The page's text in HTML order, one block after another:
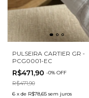
PULSEIRA CARTIER GR -
PCG0001-EC
R$471,90 -0% OFF
R$471,90
6 x de R$78,65 sem juros